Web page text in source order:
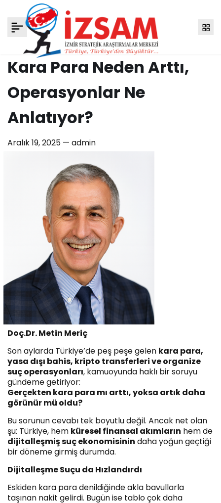
Kara Para Neden Arttı,
Operasyonlar Ne
Anlatıyor?
Aralık 19, 2025 — admin
Doç.Dr. Metin Meriç
Son aylarda Türkiye’de peş peşe gelen kara para,
yasa dışı bahis, kripto transferleri ve organize
suç operasyonları, kamuoyunda haklı bir soruyu
gündeme getiriyor:
Gerçekten kara para mı arttı, yoksa artık daha
görünür mü oldu?
Bu sorunun cevabı tek boyutlu değil. Ancak net olan
şu: Türkiye, hem küresel finansal akımların hem de
dijitalleşmiş suç ekonomisinin daha yoğun geçtiği
bir döneme girmiş durumda.
Dijitalleşme Suçu da Hızlandırdı
Eskiden kara para denildiğinde akla bavullarla
taşınan nakit gelirdi. Bugün ise tablo çok daha